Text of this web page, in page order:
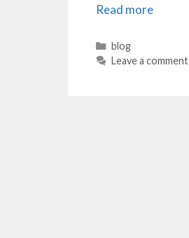
Read more
Categories
blog
Leave a comment